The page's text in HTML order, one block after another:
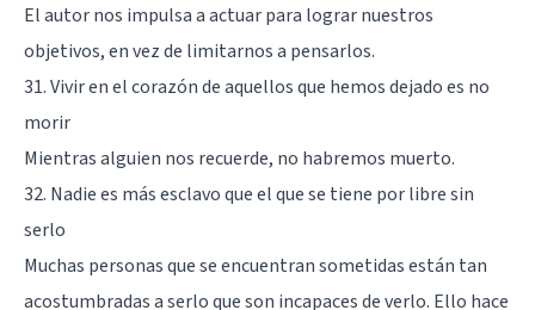
El autor nos impulsa a actuar para lograr nuestros
objetivos, en vez de limitarnos a pensarlos.
31. Vivir en el corazón de aquellos que hemos dejado es no
morir
Mientras alguien nos recuerde, no habremos muerto.
32. Nadie es más esclavo que el que se tiene por libre sin
serlo
Muchas personas que se encuentran sometidas están tan
acostumbradas a serlo que son incapaces de verlo. Ello hace